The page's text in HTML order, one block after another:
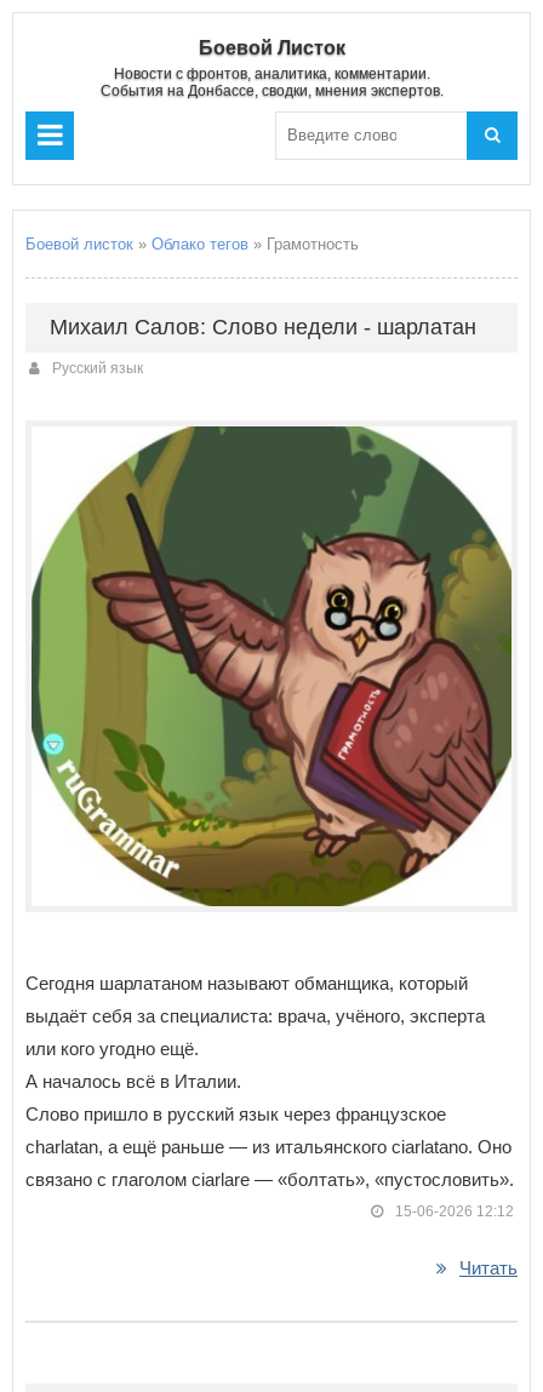
Боевой Листок
Новости с фронтов, аналитика, комментарии.
События на Донбассе, сводки, мнения экспертов.
Боевой листок » Облако тегов » Грамотность
Михаил Салов: Слово недели - шарлатан
Русский язык
Сегодня шарлатаном называют обманщика, который
выдаёт себя за специалиста: врача, учёного, эксперта
или кого угодно ещё.
А началось всё в Италии.
Слово пришло в русский язык через французское
charlatan, а ещё раньше — из итальянского ciarlatano. Оно
связано с глаголом ciarlare — «болтать», «пустословить».
15-06-2026 12:12
Читать